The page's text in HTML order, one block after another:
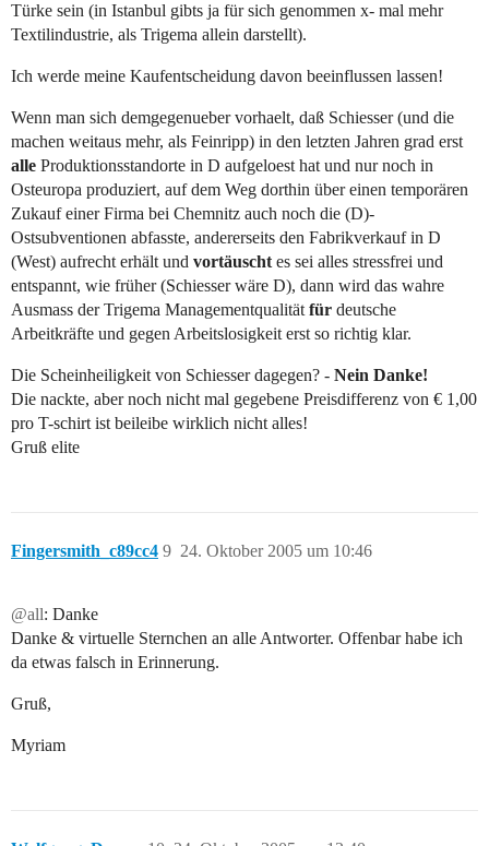
Türke sein (in Istanbul gibts ja für sich genommen x- mal mehr
Textilindustrie, als Trigema allein darstellt).
Ich werde meine Kaufentscheidung davon beeinflussen lassen!
Wenn man sich demgegenueber vorhaelt, daß Schiesser (und die
machen weitaus mehr, als Feinripp) in den letzten Jahren grad erst
alle Produktionsstandorte in D aufgeloest hat und nur noch in
Osteuropa produziert, auf dem Weg dorthin über einen temporären
Zukauf einer Firma bei Chemnitz auch noch die (D)-
Ostsubventionen abfasste, andererseits den Fabrikverkauf in D
(West) aufrecht erhält und vortäuscht es sei alles stressfrei und
entspannt, wie früher (Schiesser wäre D), dann wird das wahre
Ausmass der Trigema Managementqualität für deutsche
Arbeitkräfte und gegen Arbeitslosigkeit erst so richtig klar.
Die Scheinheiligkeit von Schiesser dagegen? - Nein Danke!
Die nackte, aber noch nicht mal gegebene Preisdifferenz von € 1,00
pro T-schirt ist beileibe wirklich nicht alles!
Gruß elite
Fingersmith_c89cc4 24. Oktober 2005 um 10:46
9
@all: Danke
Danke & virtuelle Sternchen an alle Antworter. Offenbar habe ich
da etwas falsch in Erinnerung.
Gruß,
Myriam